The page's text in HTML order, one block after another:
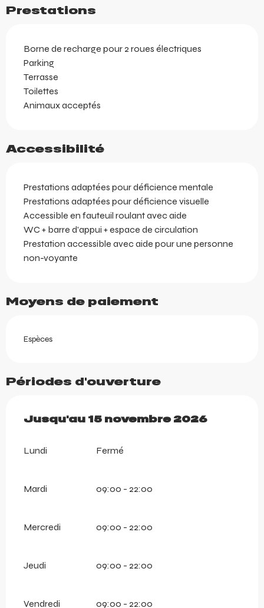
Prestations
Borne de recharge pour 2 roues électriques
Parking
Terrasse
Toilettes
Animaux acceptés
Accessibilité
Prestations adaptées pour déficience mentale
Prestations adaptées pour déficience visuelle
Accessible en fauteuil roulant avec aide
WC + barre d'appui + espace de circulation
Prestation accessible avec aide pour une personne
non-voyante
Moyens de paiement
Espèces
Périodes d'ouverture
Du1 juin 2026au15 novembre 2026
Jusqu'au 15 novembre 2026
Lundi Fermé
Mardi 09:00 - 22:00
Mercredi 09:00 - 22:00
Jeudi 09:00 - 22:00
Vendredi 09:00 - 22:00